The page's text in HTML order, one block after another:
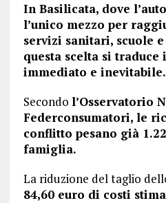
In Basilicata, dove
l’unico mezzo per
servizi sanitari, scuole
questa scelta si
immediato e inevitabile.
Secondo l’Osservatorio
Federconsumatori, le
conflitto pesano già
famiglia.
La riduzione del taglio
84,60 euro di costi